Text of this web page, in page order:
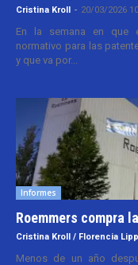
Cristina Kroll - 20/03/2026
En la semana en que
normativo para las
y que va por...
Informes
Roemmers compra
Cristina Kroll / Florencia
Menos de un año